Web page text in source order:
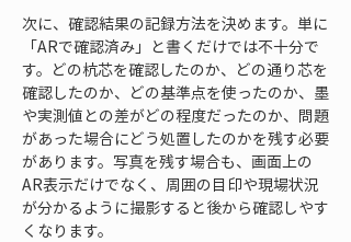
次に、確認結果の記録方法を決めます。単に
「ARで確認済み」と書くだけでは不十分で
す。どの杭芯を確認したのか、どの通り芯を
確認したのか、どの基準点を使ったのか、墨
や実測値との差がどの程度だったのか、問題
があった場合にどう処置したのかを残す必要
があります。写真を残す場合も、画面上の
AR表示だけでなく、周囲の目印や現場状況
が分かるように撮影すると後から確認しやす
くなります。